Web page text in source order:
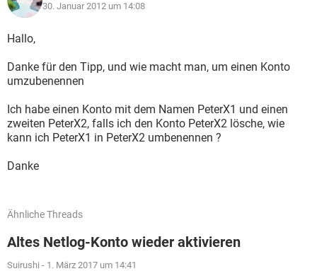
30. Januar 2012 um 14:08
Hallo,
Danke für den Tipp, und wie macht man, um einen Konto
umzubenennen
Ich habe einen Konto mit dem Namen PeterX1 und einen
zweiten PeterX2, falls ich den Konto PeterX2 lösche, wie
kann ich PeterX1 in PeterX2 umbenennen ?
Danke
Ähnliche Threads
Altes Netlog-Konto wieder aktivieren
Suirushi - 1. März 2017 um 14:41